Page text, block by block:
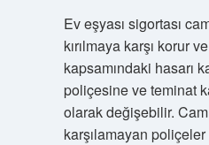
Ev eşyası sigortası
kırılmaya karşı korur
kapsamındaki hasarı
poliçesine ve teminat
olarak değişebilir. Cam
karşılamayan